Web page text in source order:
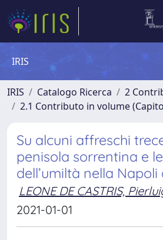
IRIS
IRIS Catalogo Ricerca
2
2.1 Contributo in volume
Su alcuni affreschi
penisola sorrentina e
dell’umiltà nella
LEONE DE CASTRIS,
2021-01-01